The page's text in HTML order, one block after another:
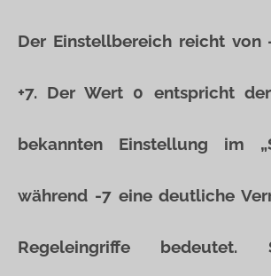
Der Einstellbereich reicht von
+7. Der Wert 0 entspricht
bekannten Einstellung im
während -7 eine deutliche
Regeleingriffe bedeutet.